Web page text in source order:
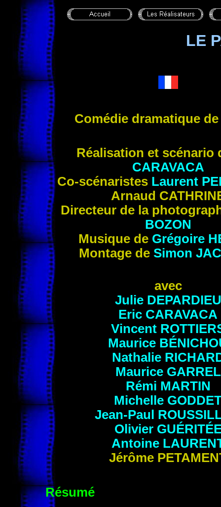
LE
Comédie dramatique
Réalisation et scénario
CARAVACA
Co-scénaristes Laurent
Arnaud
Directeur de la
BOZON
Musique de Grégoire
Montage de Simon
avec
Julie DEPARDIEU
Eric CARAVACA
Vincent
Maurice
Nathalie
Maurice GARREL
Rémi MARTIN
Michelle
Jean-Paul
Olivier
Antoine
Jérôme
Résumé